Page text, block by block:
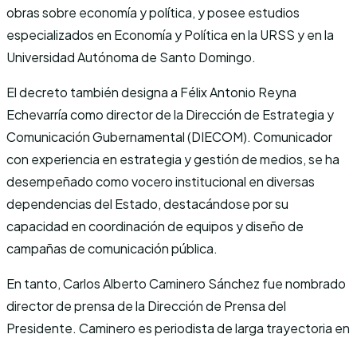
obras sobre economía y política, y posee estudios
especializados en Economía y Política en la URSS y en la
Universidad Autónoma de Santo Domingo.
El decreto también designa a Félix Antonio Reyna
Echevarría como director de la Dirección de Estrategia y
Comunicación Gubernamental (DIECOM). Comunicador
con experiencia en estrategia y gestión de medios, se ha
desempeñado como vocero institucional en diversas
dependencias del Estado, destacándose por su
capacidad en coordinación de equipos y diseño de
campañas de comunicación pública.
En tanto, Carlos Alberto Caminero Sánchez fue nombrado
director de prensa de la Dirección de Prensa del
Presidente. Caminero es periodista de larga trayectoria en